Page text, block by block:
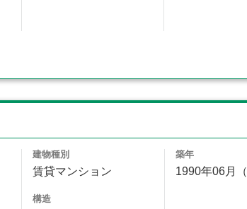
建物種別
賃貸マンション
構造
築年
1990年06月